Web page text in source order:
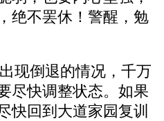
绝不罢休！警醒，勉
倒退的情况，千万
尽快调整状态。如果
快回到大道家园复训